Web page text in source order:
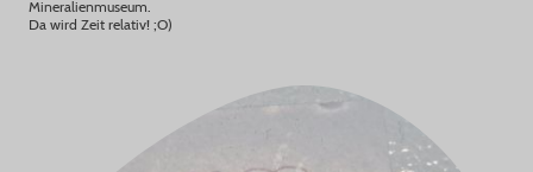
Mineralienmuseum.
Da wird Zeit relativ! ;O)